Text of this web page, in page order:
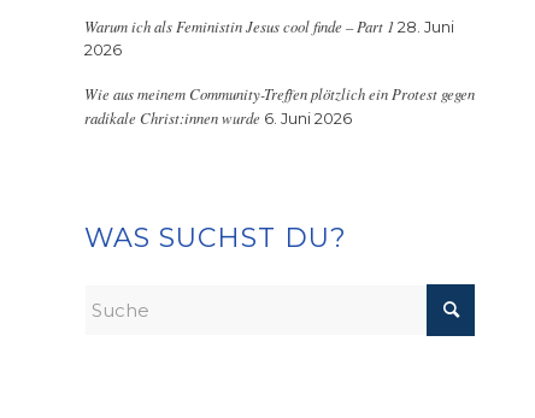
Warum ich als Feministin Jesus cool finde – Part 1 28. Juni
2026
Wie aus meinem Community-Treffen plötzlich ein Protest gegen
radikale Christ:innen wurde 6. Juni 2026
WAS SUCHST DU?